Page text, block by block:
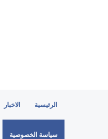
الرئيسية الاخبار
سياسة الخصوصية